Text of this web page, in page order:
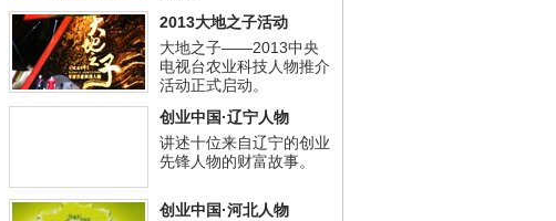
2013大地之子活动
大地之子——2013中央
电视台农业科技人物推介
活动正式启动。
创业中国·辽宁人物
讲述十位来自辽宁的创业
先锋人物的财富故事。
创业中国·河北人物